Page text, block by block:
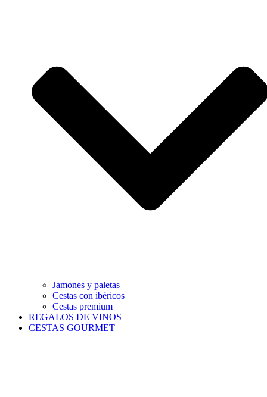
Jamones y paletas
Cestas con ibéricos
Cestas premium
REGALOS DE VINOS
CESTAS GOURMET